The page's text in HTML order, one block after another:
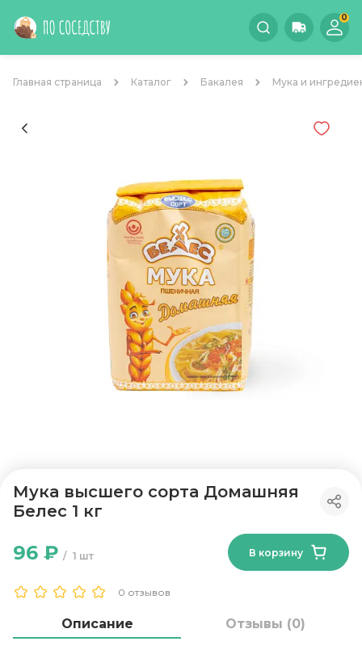
0
Главная страница Каталог Бакалея Мука и
Мука высшего сорта Домашняя
Белес 1 кг
0 отзывов
1 шт
96 ₽ В корзину
Описание Отзывы (0)